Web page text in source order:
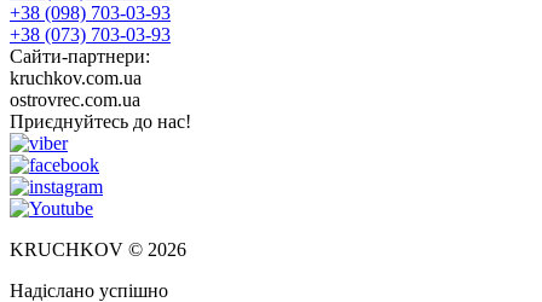
+38 (098) 703-03-93
+38 (073) 703-03-93
Сайти-партнери:
kruchkov.com.ua
ostrovrec.com.ua
Приєднуйтесь до нас!
KRUCHKOV © 2026
Надіслано успішно